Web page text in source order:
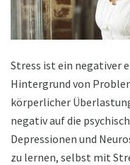
Stress ist ein negativer
Hintergrund von
körperlicher
negativ auf die
Depressionen und
zu lernen, selbst mit